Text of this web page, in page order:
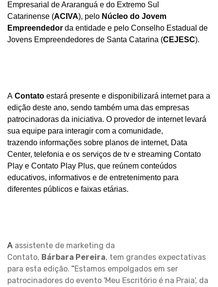
Empresarial de Araranguá e do Extremo Sul
Catarinense (ACIVA), pelo Núcl eo do Jovem
Empreendedor da entidade e pelo Conselho Estadual de
Jovens Empreendedores de Santa Catarina (CEJESC).
A Contato estará presente e disponibilizará internet para a
edição deste ano, sendo também uma das empresas
patrocinadoras da iniciativa. O provedor de internet levará
sua equipe para interagir com a comunidade,
trazendo informações sobre planos de internet, Data
Center, telefonia e os serviços de tv e streaming Contato
Play e Contato Play Plus, que reúnem conteúdos
educativos, informativos e de entretenimento para
diferentes públicos e faixas etárias.
A assistente de marketing da
Contato, Bárbara Pereira, tem grandes expectativas
para esta edição. "Estamos empolgados em ser
patrocinadores do evento 'Meu Escritório é na Praia', da